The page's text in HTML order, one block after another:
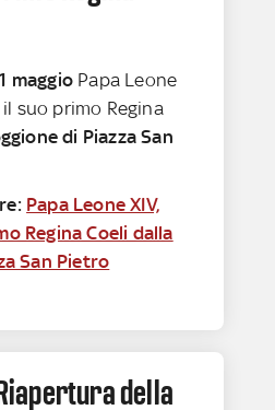
maggio Papa Leone
suo primo Regina
di Piazza San
Papa Leone XIV,
Regina Coeli dalla
San Pietro
della